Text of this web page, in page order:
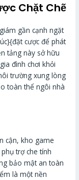
Chặt Chẽ
gần cạnh ngặt
cược để phát
tảng này sở hữu
đình chơi khỏi
trường xung lòng
toàn thể ngôi nhà
cận, kho game
trợ che tính
bảo mật an toàn
là một nền